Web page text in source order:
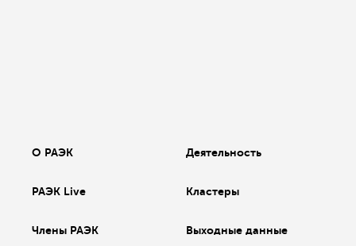
О РАЭК Деятельность
РАЭК Live Кластеры
Члены РАЭК Выходные данные